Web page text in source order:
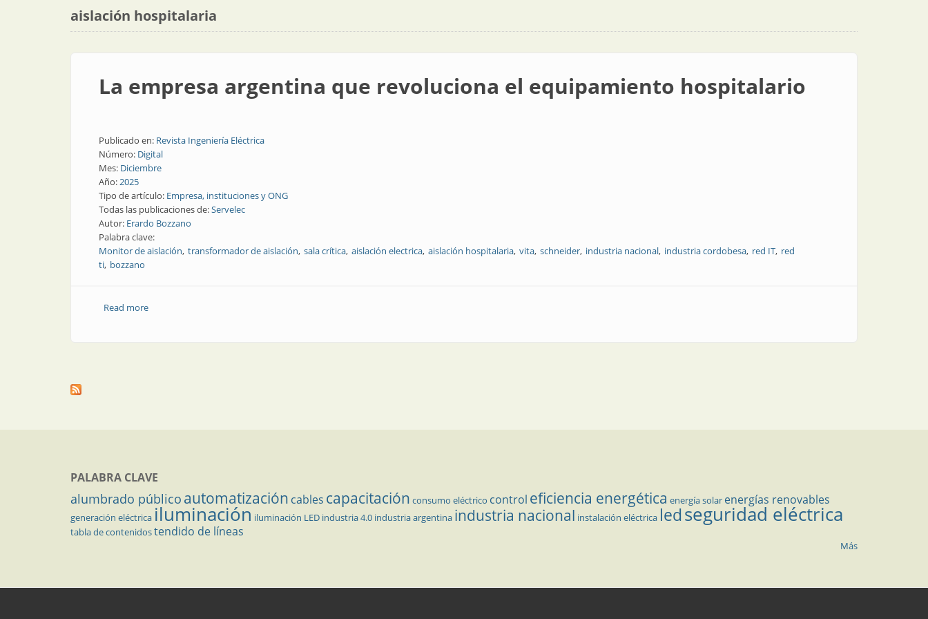
aislación hospitalaria
La empresa argentina que revoluciona el equipamiento hospitalario
Publicado en: Revista Ingeniería Eléctrica
Número: Digital
Mes: Diciembre
Año:2025
Tipo de artículo: Empresa, instituciones y ONG
Todas las publicaciones de:Servelec
Autor: Erardo Bozzano
Palabra clave:
Monitor de aislación transformador de aislación sala crítica aislación electrica aislación hospitalaria vita schneider industria nacional industria cordobesa red IT red
ti bozzano
Read moreabout La empresa argentina que revoluciona el equipamiento hospitalario
PALABRA CLAVE
alumbrado público automatización cables capacitación consumo eléctrico control eficiencia energética energía solar energías renovables
generación eléctrica iluminación iluminación LED industria 4.0 industria argentina industria nacional instalación eléctrica ledseguridad eléctrica
tabla de contenidostendido de líneas
Más